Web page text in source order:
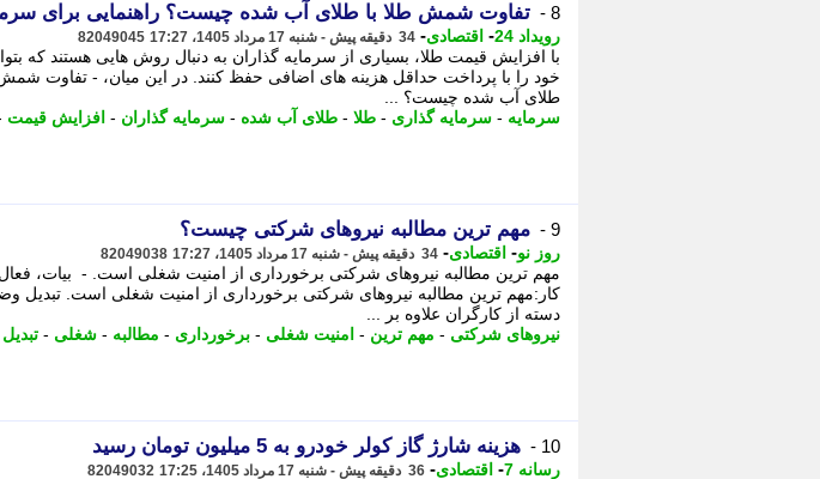
8 - تفاوت شمش طلا با طلای آب شده چیست؟ راهنمایی برای
رویداد 24 - اقتصادی- 34 دقیقه پیش - شنبه 17 مرداد 1405، 17:27 82049045
با افزایش قیمت طلا، بسیاری از سرمایه گذاران به دنبال روش هایی هستند که
خود را با پرداخت حداقل هزینه های اضافی حفظ کنند. در این میان، - تفاوت شمش
طلای آب شده چیست؟ ...
سرمایه - سرمایه گذاری - طلا - طلای آب شده - سرمایه گذاران - افزایش قیمت
9 - مهم ترین مطالبه نیروهای شرکتی چیست؟
روز نو- اقتصادی- 34 دقیقه پیش - شنبه 17 مرداد 1405، 17:27 82049038
مهم ترین مطالبه نیروهای شرکتی برخورداری از امنیت شغلی است. - بیات،
کار:مهم ترین مطالبه نیروهای شرکتی برخورداری از امنیت شغلی است. تبدیل
دسته از کارگران علاوه بر ...
نیروهای شرکتی - مهم ترین - امنیت شغلی - برخورداری - مطالبه - شغلی -
10 - هزینه شارژ گاز کولر خودرو به 5 میلیون تومان رسید
رسانه 7 - اقتصادی- 36 دقیقه پیش - شنبه 17 مرداد 1405، 17:25 82049032